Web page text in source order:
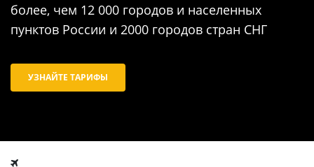
более, чем 12 000 городов и населенных
пунктов России и 2000 городов стран СНГ
УЗНАЙТЕ ТАРИФЫ